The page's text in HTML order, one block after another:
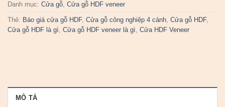
Danh mục: Cửa gỗ, Cửa gỗ HDF veneer
Thẻ: Báo giá cửa gỗ HDF, Cửa gỗ công nghiệp 4 cánh, Cửa gỗ HDF,
Cửa gỗ HDF là gì, Cửa gỗ HDF veneer là gì, Cửa HDF Veneer
MÔ TẢ